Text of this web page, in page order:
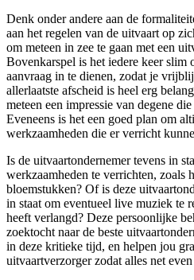
Denk onder andere aan de
aan het regelen van de uitvaart op
om meteen in zee te gaan met een
Bovenkarspel is het iedere keer slim
aanvraag in te dienen, zodat je
allerlaatste afscheid is heel erg
meteen een impressie van degene
Eveneens is het een goed plan om
werkzaamheden die er verricht
Is de uitvaartondernemer tevens in
werkzaamheden te verrichten, zoals
bloemstukken? Of is deze
in staat om eventueel live muziek te
heeft verlangd? Deze persoonlijke
zoektocht naar de beste
in deze kritieke tijd, en helpen jou
uitvaartverzorger zodat alles net